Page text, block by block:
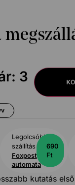
3
Legolcsóbb
szállítás
Foxpost
automata
690
Ft
kutatás